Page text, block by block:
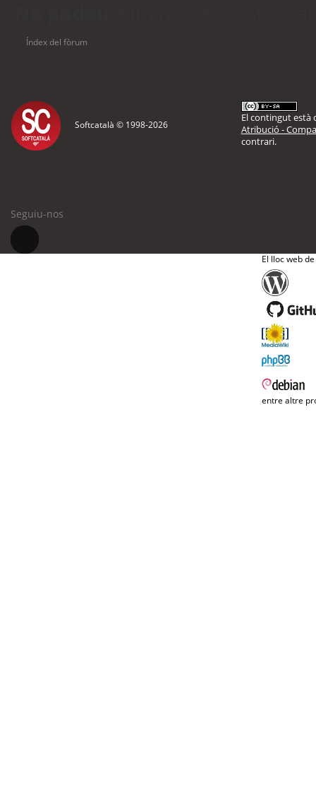
Índex del fòrum
Softcatalà © 1998-2026
El contingut està
Atribució -
contrari.
Seguiu-nos
El lloc web
entre altre